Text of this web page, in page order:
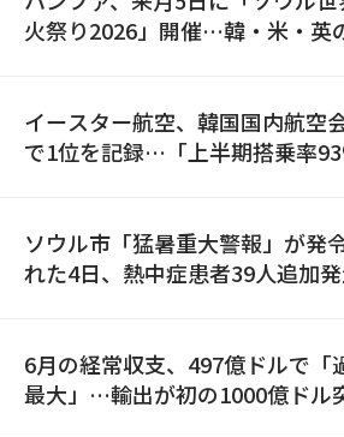
火祭り2026」開催…韓・米・英
イースター航空、韓国国内航空
で1位を記録…「上半期搭乗率
ソウル市「猛暑重大警報」が発
れた4日、熱中症患者39人追加
6月の経常収支、497億ドルで「
最大」…輸出が初の1000億ドル